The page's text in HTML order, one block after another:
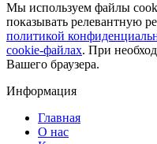
Мы используем файлы
показывать релевантную
политикой
cookie-файлах. При
Вашего браузера.
Информация
Главная
О нас